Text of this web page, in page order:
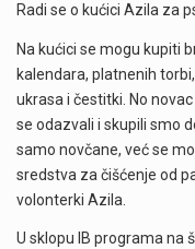
Radi se o kućici Azila za
Na kućici se mogu kupiti
kalendara, platnenih
ukrasa i čestitki. No
se odazvali i skupili smo
samo novčane, već se
sredstva za čišćenje od
volonterki Azila.
U sklopu IB programa na